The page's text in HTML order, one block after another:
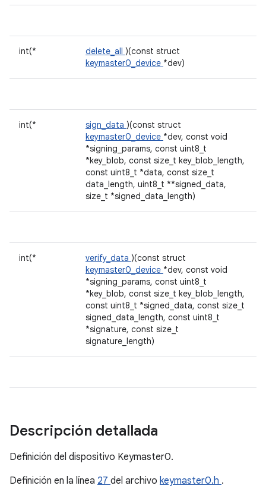
int(* delete_all )(const struct
keymaster0_device *dev)
int(* sign_data )(const struct
keymaster0_device *dev, const void
*signing_params, const uint8_t
*key_blob, const size_t key_blob_length,
const uint8_t *data, const size_t
data_length, uint8_t **signed_data,
size_t *signed_data_length)
int(* verify_data )(const struct
keymaster0_device *dev, const void
*signing_params, const uint8_t
*key_blob, const size_t key_blob_length,
const uint8_t *signed_data, const size_t
signed_data_length, const uint8_t
*signature, const size_t
signature_length)
Descripción detallada
Definición del dispositivo Keymaster0.
Definición en la línea 27 del archivo keymaster0.h .